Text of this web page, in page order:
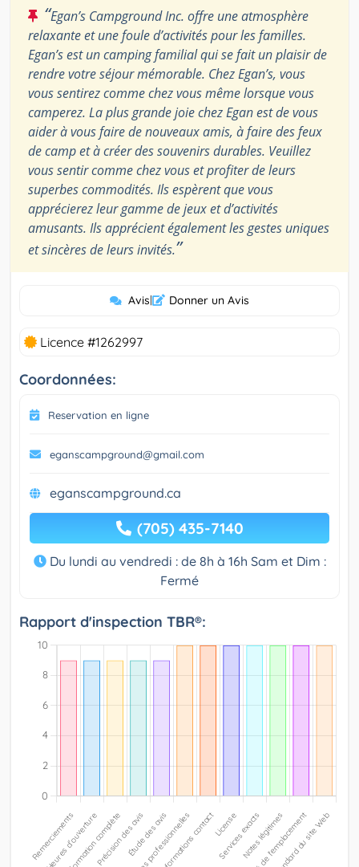
“Egan’s Campground Inc. offre une atmosphère
relaxante et une foule d’activités pour les familles.
Egan’s est un camping familial qui se fait un plaisir de
rendre votre séjour mémorable. Chez Egan’s, vous
vous sentirez comme chez vous même lorsque vous
camperez. La plus grande joie chez Egan est de vous
aider à vous faire de nouveaux amis, à faire des feux
de camp et à créer des souvenirs durables. Veuillez
vous sentir comme chez vous et profiter de leurs
superbes commodités. Ils espèrent que vous
apprécierez leur gamme de jeux et d’activités
amusants. Ils apprécient également les gestes uniques
et sincères de leurs invités.”
Avis| Donner un Avis
Licence #1262997
Coordonnées:
Reservation en ligne
eganscampground@gmail.com
eganscampground.ca
(705) 435-7140
Du lundi au vendredi : de 8h à 16h Sam et Dim :
Fermé
Rapport d'inspection TBR®: